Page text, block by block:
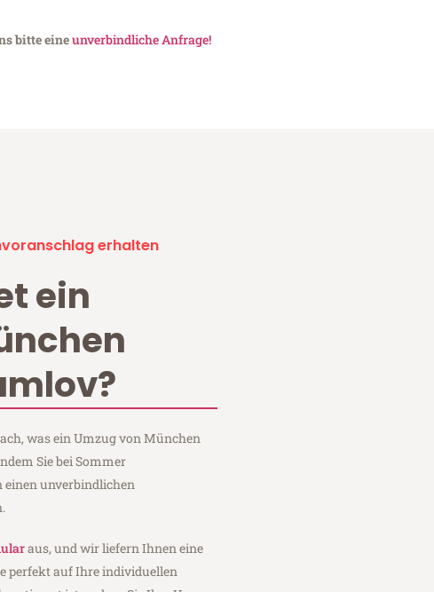
bitte eineunverbindliche Anfrage!
erhalten
ein
was ein Umzug von München
Sie bei Sommer
einen unverbindlichen
aus, und wir liefern Ihnen eine
perfekt auf Ihre individuellen